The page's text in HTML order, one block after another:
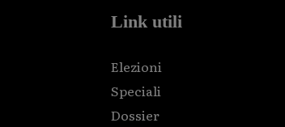
Link utili
Elezioni
Speciali
Dossier